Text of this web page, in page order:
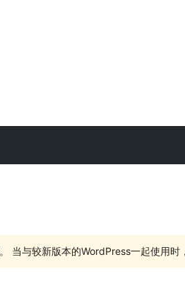
。 当与较新版本的WordPress一起使用时